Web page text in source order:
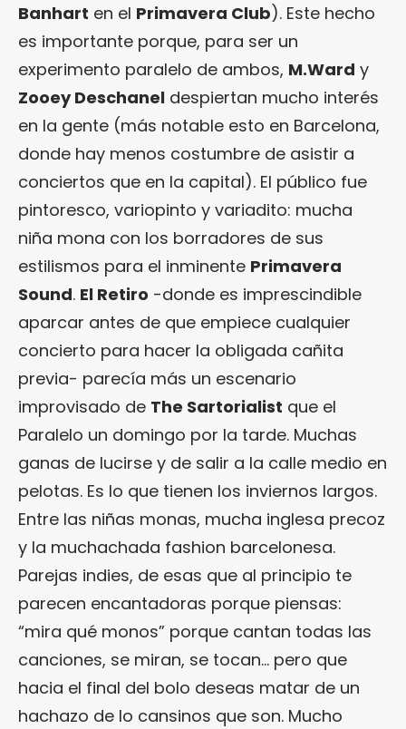
Banhart en el Primavera Club). Este hecho
es importante porque, para ser un
experimento paralelo de ambos, M.Ward y
Zooey Deschanel despiertan mucho interés
en la gente (más notable esto en Barcelona,
donde hay menos costumbre de asistir a
conciertos que en la capital). El público fue
pintoresco, variopinto y variadito: mucha
niña mona con los borradores de sus
estilismos para el inminente Primavera
Sound. El Retiro -donde es imprescindible
aparcar antes de que empiece cualquier
concierto para hacer la obligada cañita
previa- parecía más un escenario
improvisado de The Sartorialist que el
Paralelo un domingo por la tarde. Muchas
ganas de lucirse y de salir a la calle medio en
pelotas. Es lo que tienen los inviernos largos.
Entre las niñas monas, mucha inglesa precoz
y la muchachada fashion barcelonesa.
Parejas indies, de esas que al principio te
parecen encantadoras porque piensas:
“mira qué monos” porque cantan todas las
canciones, se miran, se tocan… pero que
hacia el final del bolo deseas matar de un
hachazo de lo cansinos que son. Mucho